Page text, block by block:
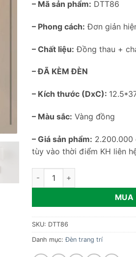
– Mã sản phẩm: DTT86
– Phong cách: Đơn giản
– Chất liệu: Đồng thau +
– ĐÃ KÈM ĐÈN
– Kích thước (DxC):
– Màu sắc: Vàng đồng
– Giá sản phẩm: 2.200.000
tùy vào thời điểm KH liên
Đèn treo tường phòng khách
MUA
SKU: DTT86
Danh mục:Đèn trang trí